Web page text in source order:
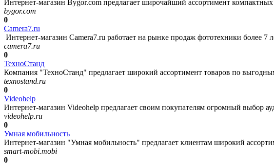
Интернет-магазин Bygor.com предлагает широчайший ассортимент
bygor.com
0
Camera7.ru
Интернет-магазин Camera7.ru работает на рынке продаж фототехники более 7
camera7.ru
0
ТехноСтанд
Компания "ТехноСтанд" предлагает широкий ассортимент товаров по
texnostand.ru
0
Videohelp
Интернет-магазин Videohelp предлагает своим покупателям огромный выбор
videohelp.ru
0
Умная мобильность
Интернет-магазин "Умная мобильность" предлагает клиентам широкий
smart-mobi.mobi
0